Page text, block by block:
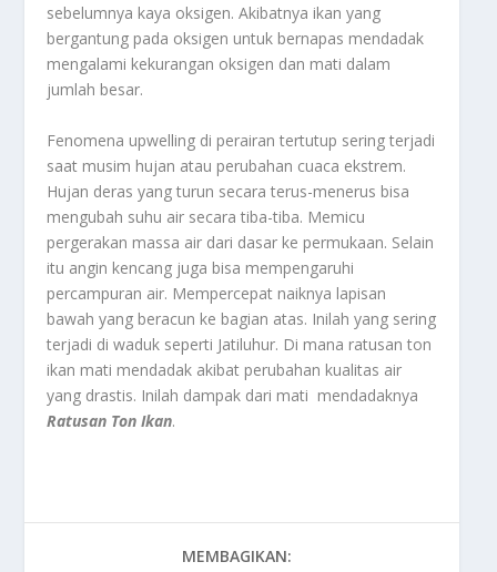
sebelumnya kaya oksigen. Akibatnya ikan yang
bergantung pada oksigen untuk bernapas mendadak
mengalami kekurangan oksigen dan mati dalam
jumlah besar.
Fenomena upwelling di perairan tertutup sering terjadi
saat musim hujan atau perubahan cuaca ekstrem.
Hujan deras yang turun secara terus-menerus bisa
mengubah suhu air secara tiba-tiba. Memicu
pergerakan massa air dari dasar ke permukaan. Selain
itu angin kencang juga bisa mempengaruhi
percampuran air. Mempercepat naiknya lapisan
bawah yang beracun ke bagian atas. Inilah yang sering
terjadi di waduk seperti Jatiluhur. Di mana ratusan ton
ikan mati mendadak akibat perubahan kualitas air
yang drastis. Inilah dampak dari mati mendadaknya
Ratusan Ton Ikan.
MEMBAGIKAN: